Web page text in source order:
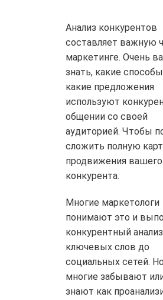
Анализ конкурентов
составляет важную
маркетинге. Очень
знать, какие
какие предложения
используют
общении со своей
аудиторией. Чтобы
сложить полную
продвижения вашего
конкурента.
Многие маркетологи
понимают это и
конкурентный
ключевых слов до
социальных сетей. Но
многие забывают
знают как